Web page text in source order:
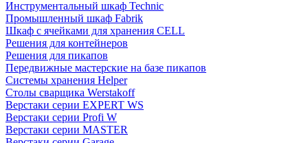
Инструментальный шкаф Technic
Промышленный шкаф Fabrik
Шкаф с ячейками для хранения CELL
Решения для контейнеров
Решения для пикапов
Передвижные мастерские на базе пикапов
Системы хранения Helper
Столы сварщика Werstakoff
Верстаки серии EXPERT WS
Верстаки серии Profi W
Верстаки серии MASTER